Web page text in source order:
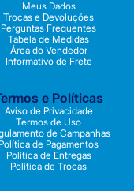
Meus Dados
Trocas e Devoluções
Perguntas Frequentes
Tabela de Medidas
Área do Vendedor
Informativo de Frete
e Políticas
Aviso de Privacidade
Termos de Uso
de Campanhas
Política de Pagamentos
Política de Entregas
Política de Trocas